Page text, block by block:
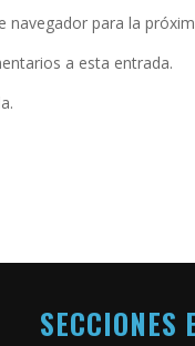
para la
a esta entrada.
SECCIONES